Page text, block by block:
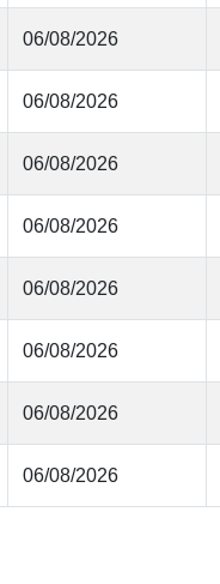
06/08/2026
06/08/2026
06/08/2026
06/08/2026
06/08/2026
06/08/2026
06/08/2026
06/08/2026